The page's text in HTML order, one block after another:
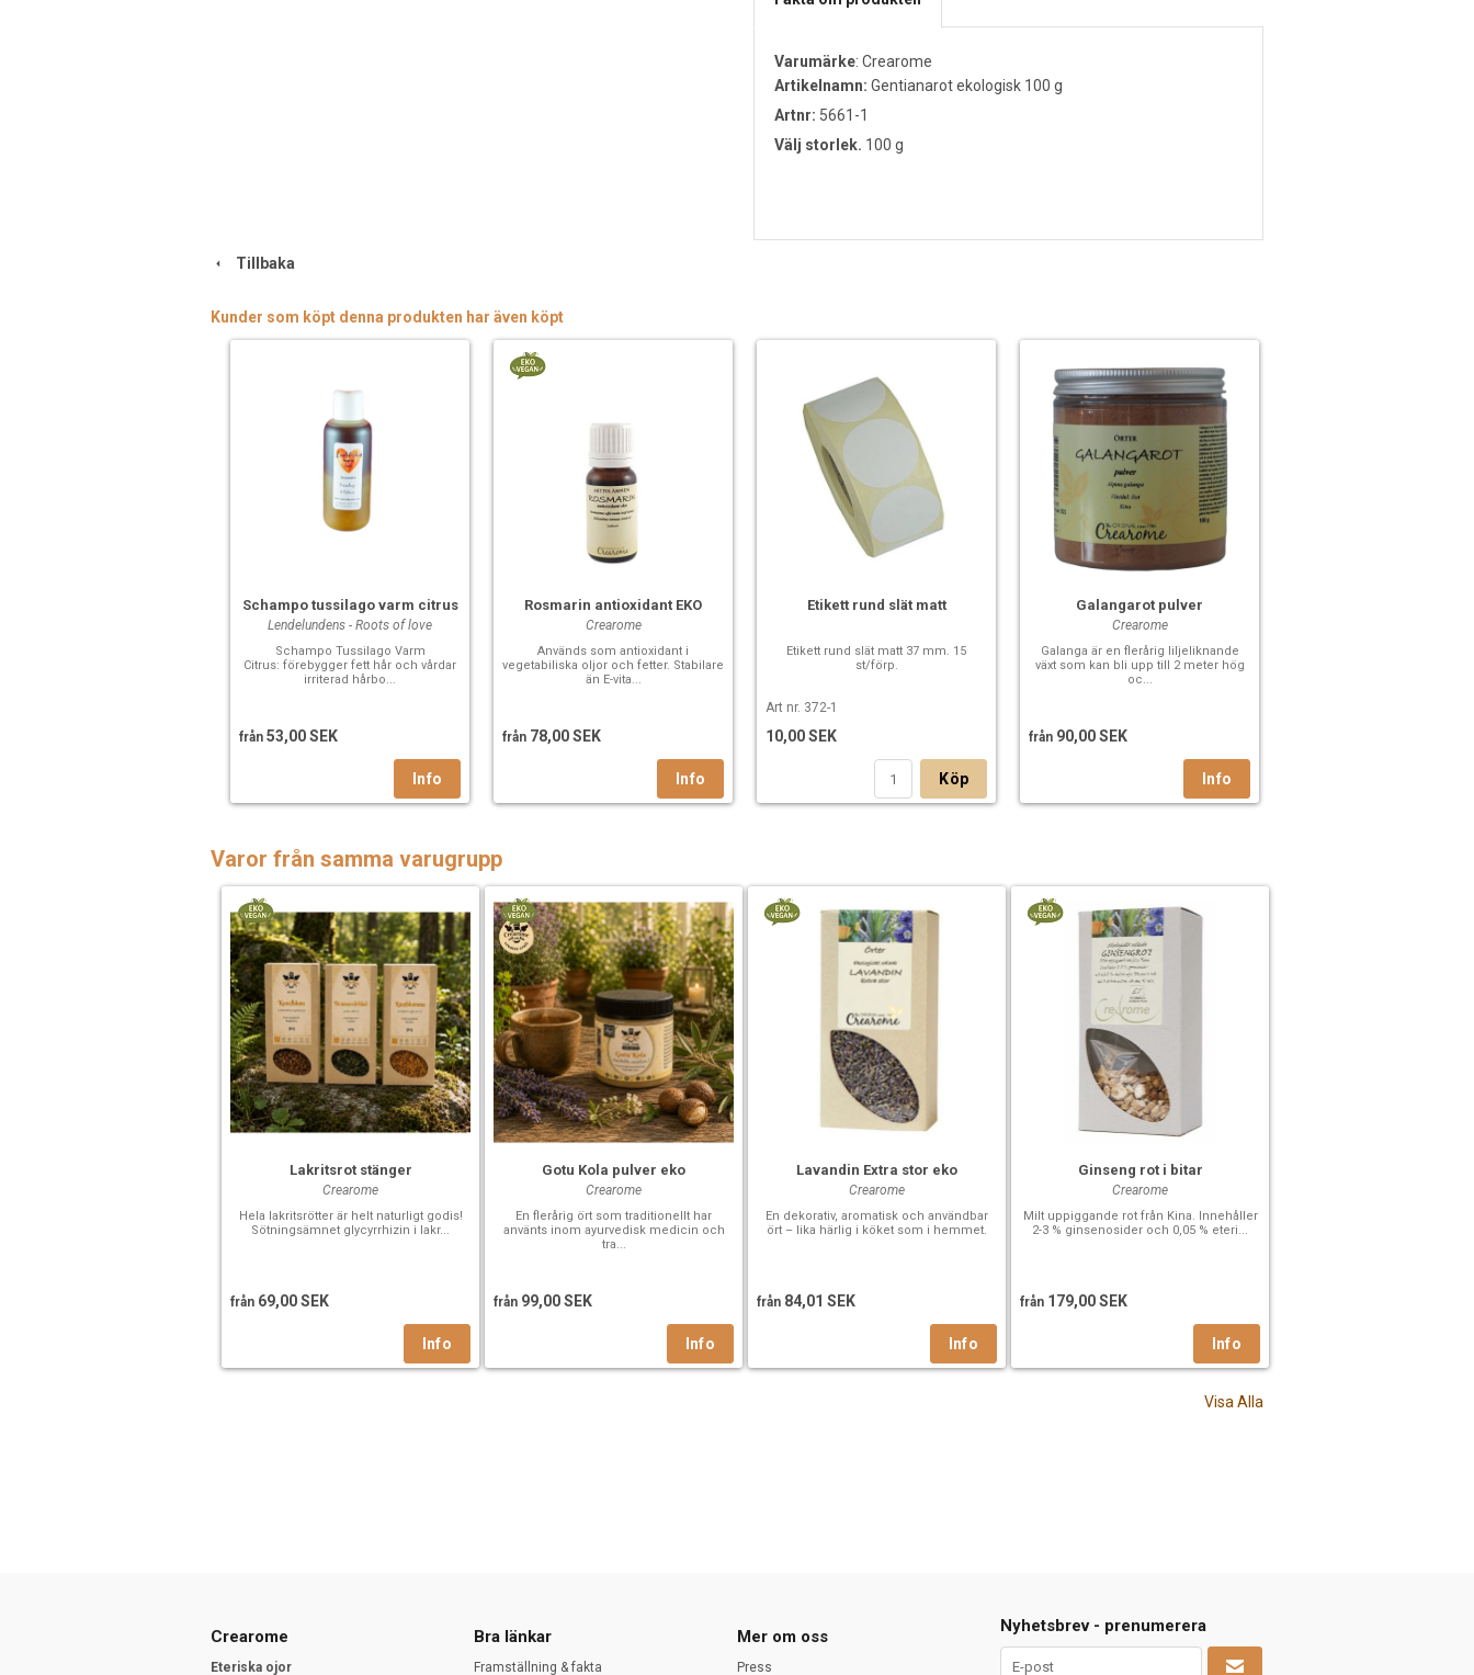
Varumärke: Crearome
Artikelnamn: Gentianarot ekologisk 100 g
Artnr: 5661-1
Välj storlek. 100 g
Tillbaka
Kunder som köpt denna produkten har även köpt
Schampo tussilago varm citrus
Lendelundens - Roots of love
Schampo Tussilago Varm
Citrus: förebygger fett hår och vårdar
irriterad hårbo...
från 53,00 SEK
Rosmarin antioxidant EKO
Crearome
Används som antioxidant i
vegetabiliska oljor och fetter. Stabilare
än E-vita...
från 78,00 SEK
Etikett rund slät matt
Etikett rund slät matt 37 mm. 15
st/förp.
Art nr. 372-1
10,00 SEK
Köp
Galangarot pulver
Crearome
Galanga är en flerårig liljeliknande
växt som kan bli upp till 2 meter hög
oc...
från 90,00 SEK
Varor från samma varugrupp
Lakritsrot stänger
Crearome
Hela lakritsrötter är helt naturligt godis!
Sötningsämnet glycyrrhizin i lakr...
från 69,00 SEK
Gotu Kola pulver eko
Crearome
En flerårig ört som traditionellt har
använts inom ayurvedisk medicin och
tra...
från 99,00 SEK
Lavandin Extra stor eko
Crearome
En dekorativ, aromatisk och användbar
ört – lika härlig i köket som i hemmet.
från 84,01 SEK
Ginseng rot i bitar
Crearome
Milt uppiggande rot från Kina. Innehåller
2-3 % ginsenosider och 0,05 % eteri...
från 179,00 SEK
Visa Alla
Crearome
Eteriska ojor
Bra länkar
Framställning & fakta
Mer om oss
Press
Nyhetsbrev - prenumerera